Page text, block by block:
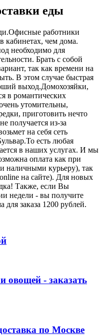
еды
работники
кабинетах, чем дома.
необходимо для
Брать с собой
так как времени на
В этом случае быстрая
выход.Домохозяйки,
в романтических
утомительны,
приготовить нечто
получается из-за
на себя сеть
есть любая
в наших услугах. И мы
оплата как при
наличными курьеру), так
на сайте). Для новых
Также, если Вы
недели - вы получите
заказа 1200 рублей.
овощей - заказать
по Москве